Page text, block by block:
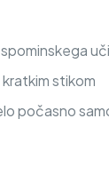
stikom
počasno